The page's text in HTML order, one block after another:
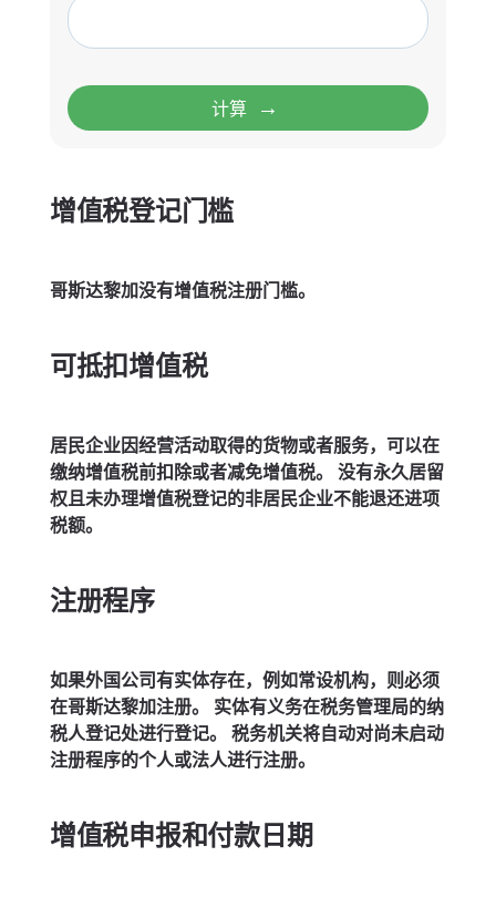
计算 →
增值税登记门槛
哥斯达黎加没有增值税注册门槛。
可抵扣增值税
居民企业因经营活动取得的货物或者服务，可以在
缴纳增值税前扣除或者减免增值税。 没有永久居留
权且未办理增值税登记的非居民企业不能退还进项
税额。
注册程序
如果外国公司有实体存在，例如常设机构，则必须
在哥斯达黎加注册。 实体有义务在税务管理局的纳
税人登记处进行登记。 税务机关将自动对尚未启动
注册程序的个人或法人进行注册。
增值税申报和付款日期